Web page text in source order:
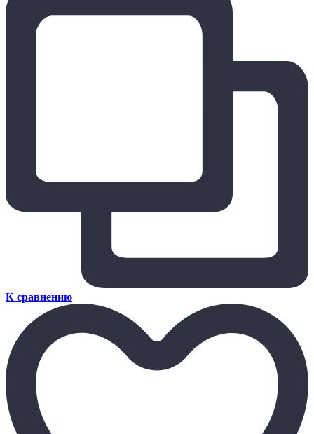
К сравнению